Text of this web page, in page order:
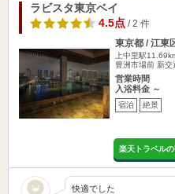
ラビスタ東京ベイ
4.5点/ 2 件
東京都 / 江東
上中里駅
豊洲市場前 新
営業時間
入浴料金 ～
宿泊 絶景
楽天トラベル
快適でした